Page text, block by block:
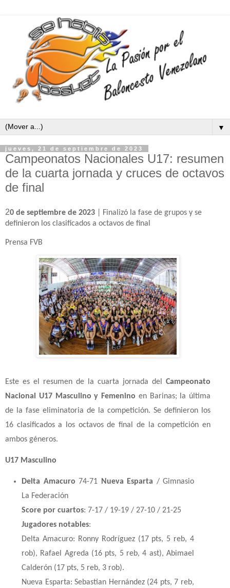
▼
jueves, 21 de septiembre de 2023
Campeonatos Nacionales U17: resumen
de la cuarta jornada y cruces de octavos
de final
20 de septiembre de 2023 | Finalizó la fase de grupos y se
definieron los clasificados a octavos de final
Prensa FVB
Este es el resumen de la cuarta jornada del Campeonato
Nacional U17 Masculino y Femenino en Barinas; la última
de la fase eliminatoria de la competición. Se definieron los
16 clasificados a los octavos de final de la competición en
ambos géneros.
U17 Masculino
Delta Amacuro 74-71 Nueva Esparta / Gimnasio
La Federación
Score por cuartos: 7-17 / 19-19 / 27-10 / 21-25
Jugadores notables:
Delta Amacuro: Ronny Rodríguez (17 pts, 5 reb, 4
rob), Rafael Agreda (16 pts, 5 reb, 4 ast), Abimael
Calderón (17 pts, 5 reb, 3 rob).
Nueva Esparta: Sebastian Hernández (24 pts, 7 reb,